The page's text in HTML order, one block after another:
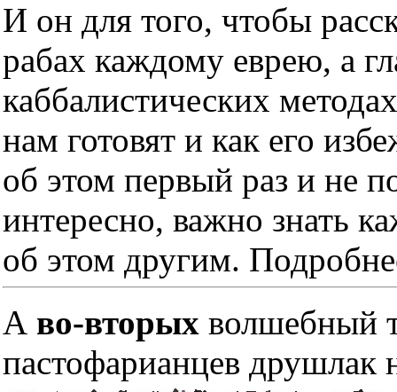
И он для того, чтобы
рабах каждому еврею, а
каббалистических
нам готовят и как его
об этом первый раз и не
интересно, важно знать
об этом другим.
А во-вторых волшебный
пастофарианцев друшлак